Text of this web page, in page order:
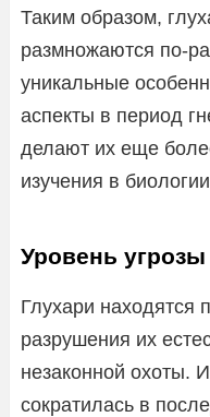
Таким образом,
размножаются по-
уникальные
аспекты в период
делают их еще
изучения в
Уровень
Глухари находятся
разрушения их
незаконной охоты.
сократилась в